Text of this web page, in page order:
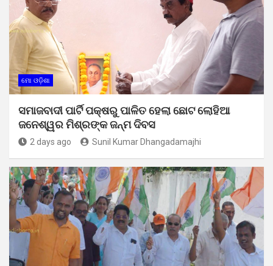
ମୋ ଓଡ଼ିଶା
ସମାଜବାଦୀ ପାର୍ଟି ପକ୍ଷରୁ ପାଳିତ ହେଲା ଛୋଟ ଲୋହିଆ
ଜନେଶ୍ୱର ମିଶ୍ରଙ୍କ ଜନ୍ମ ଦିବସ
2 days ago Sunil Kumar Dhangadamajhi